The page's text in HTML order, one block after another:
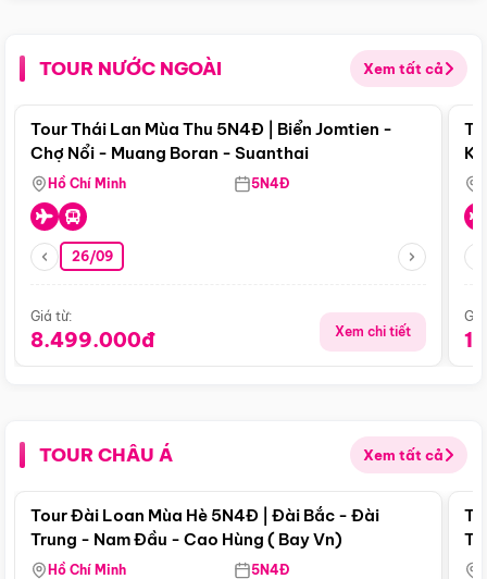
TOUR NƯỚC NGOÀI Xem tất cả
Điểm nổi bật
Tour Thái Lan Mùa Thu 5N4Đ | Biển Jomtien -
Chợ Nổi - Muang Boran - Suanthai
Hồ Chí Minh 5N4Đ
26/09
Giá từ:
8.499.000đ Xem chi tiết
TOUR CHÂU Á Xem tất cả
Điểm nổi bật
Tour Đài Loan Mùa Hè 5N4Đ | Đài Bắc - Đài
Trung - Nam Đầu - Cao Hùng ( Bay Vn)
Hồ Chí Minh 5N4Đ